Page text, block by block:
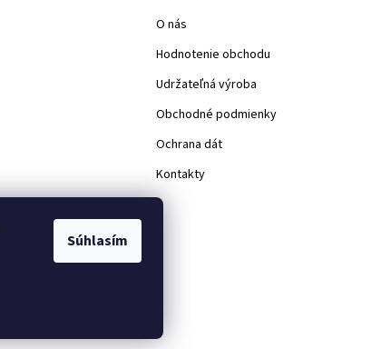
Súhlasím
O nás
Hodnotenie obchodu
Udržateľná výroba
Obchodné podmienky
Ochrana dát
Kontakty